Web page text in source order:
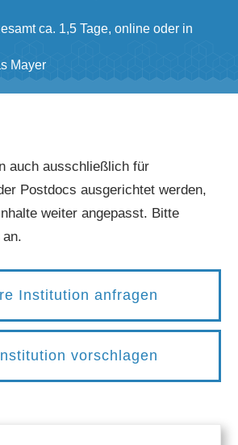
ca. 1,5 Tage, online oder in
Mayer
auch ausschließlich für
Postdocs ausgerichtet werden,
weiter angepasst. Bitte
Institution anfragen
vorschlagen